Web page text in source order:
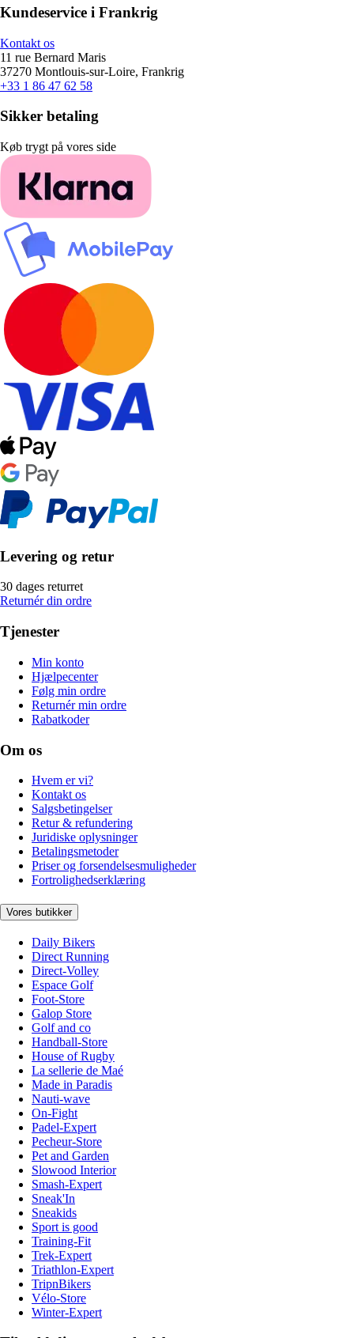
Kundeservice i Frankrig
Kontakt os
11 rue Bernard Maris
37270 Montlouis-sur-Loire, Frankrig
+33 1 86 47 62 58
Sikker betaling
Køb trygt på vores side
Levering og retur
30 dages returret
Returnér din ordre
Tjenester
Min konto
Hjælpecenter
Følg min ordre
Returnér min ordre
Rabatkoder
Om os
Hvem er vi?
Kontakt os
Salgsbetingelser
Retur & refundering
Juridiske oplysninger
Betalingsmetoder
Priser og forsendelsesmuligheder
Fortrolighedserklæring
Vores butikker
Daily Bikers
Direct Running
Direct-Volley
Espace Golf
Foot-Store
Galop Store
Golf and co
Handball-Store
House of Rugby
La sellerie de Maé
Made in Paradis
Nauti-wave
On-Fight
Padel-Expert
Pecheur-Store
Pet and Garden
Slowood Interior
Smash-Expert
Sneak'In
Sneakids
Sport is good
Training-Fit
Trek-Expert
Triathlon-Expert
TripnBikers
Vélo-Store
Winter-Expert